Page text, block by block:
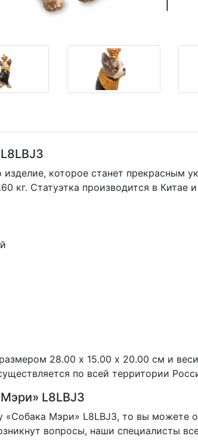
которое станет прекрасным
кг. Статуэтка производится в Китае
28.00 х 15.00 х 20.00 см и
по всей территории
Мэри» L8LBJ3
«Собака Мэри» L8LBJ3, то вы
вопросы, наши специалисты